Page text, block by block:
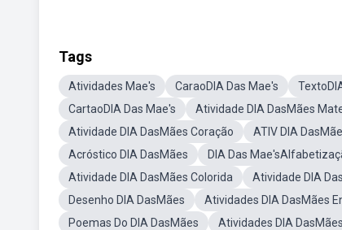
Tags
Atividades Mae's CaraoDIA Das Mae's
CartaoDIA Das Mae's
Atividade DIA DasMães
Atividade DIA DasMães Coração
ATIV DIA
Acróstico DIA DasMães
DIA Das
Atividade DIA DasMães Colorida
Atividade DIA
Desenho DIA DasMães
Atividades DIA DasMães
Poemas Do DIA DasMães
Atividades DIA